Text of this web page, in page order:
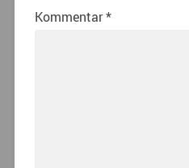
Kommentar*